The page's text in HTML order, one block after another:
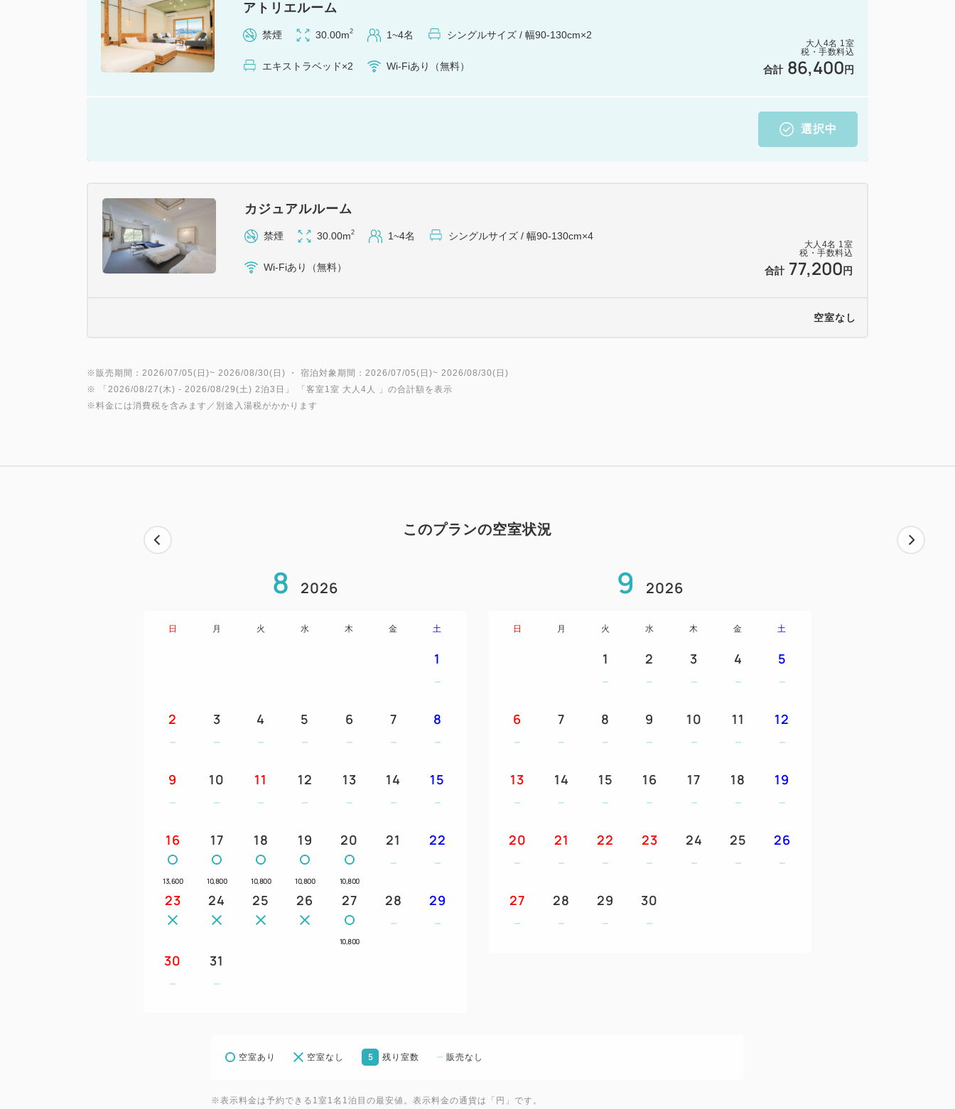
大人 4名 1室
税・手数料込
合計 86,400 円
アトリエルーム
禁煙 30.00m2 1~4名 シングルサイズ / 幅90-130cm×2
エキストラベッド×2 Wi-Fiあり（無料）
選択中
大人 4名 1室
税・手数料込
合計 77,200 円
カジュアルルーム
禁煙 30.00m2 1~4名 シングルサイズ / 幅90-130cm×4
Wi-Fiあり（無料）
空室なし
※販売期間：2026/07/05(日)~ 2026/08/30(日) ・ 宿泊対象期間：2026/07/05(日)~ 2026/08/30(日)
※ 「 2026/08/27(木) - 2026/08/29(土) 2泊3日 」 「 客室1室 大人4人
」の合計額を表示
※料金には消費税を含みます／別途入湯税がかかります
このプランの空室状況
8 2026
日 月 火 水 木 金 土
1
2 3 4 5 6 7 8
9 10 11 12 13 14 15
16
13,600
17
10,800
18
10,800
19
10,800
20
10,800
21 22
23 24 25 26 27
10,800
28 29
30 31
9 2026
日 月 火 水 木 金 土
1 2 3 4 5
6 7 8 9 10 11 12
13 14 15 16 17 18 19
20 21 22 23 24 25 26
27 28 29 30
空室あり 空室なし 5 残り室数 販売なし
※表示料金は予約できる1室1名1泊目の最安値。表示料金の通貨は「円」です。